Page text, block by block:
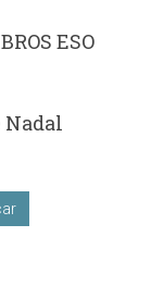
ESO
Nadal